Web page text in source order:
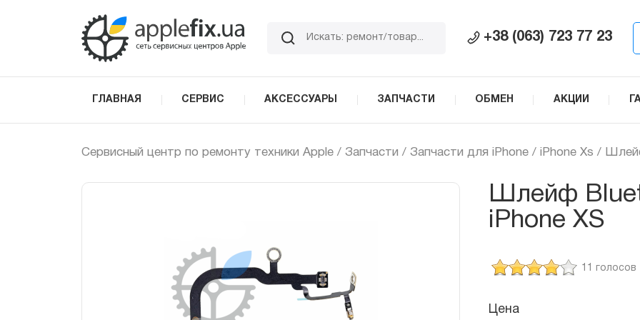
+38 (063) 723 77 23
ГЛАВНАЯ СЕРВИС АКСЕССУАРЫ ЗАПЧАСТИ ОБМЕН АКЦИИ
Сервисный центр по ремонту техники Apple / Запчасти / Запчасти для iPhone / iPhone Xs /
Шлейф
iPhone XS
11 голосов
Цена